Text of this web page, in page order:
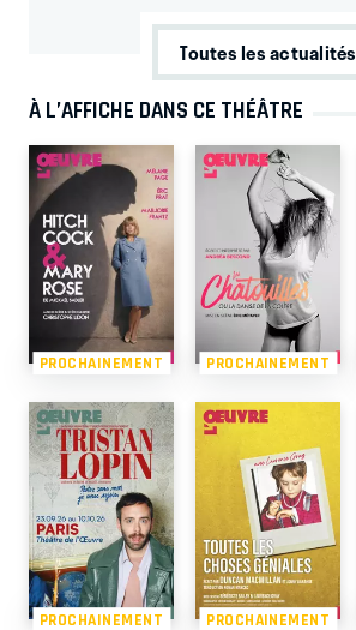
Toutes les actualités
À L’AFFICHE DANS CE THÉÂTRE
PROCHAINEMENT PROCHAINEMENT
PROCHAINEMENT PROCHAINEMENT